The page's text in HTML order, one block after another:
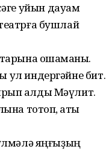
уйын дауам
бушлай
оҡшаманы.
ул индергәйне бит.
ҡалды Мәүлит.
тотоп, ҡаты
яңғыҙың